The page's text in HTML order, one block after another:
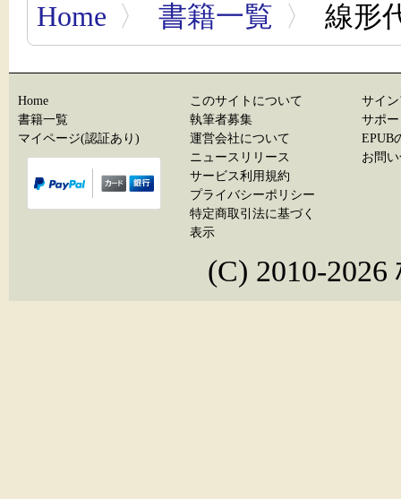
Home 〉 書籍一覧 〉 線形
Home
書籍一覧
マイページ(認証あり)
このサイトについて
執筆者募集
運営会社について
ニュースリリース
サービス利用規約
プライバシーポリシー
特定商取引法に基づく
表示
サイ
サポ
EPUB
お問
(C) 2010-